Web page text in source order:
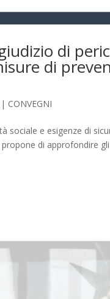
di
di
| CONVEGNI
sociale e esigenze di
di approfondire